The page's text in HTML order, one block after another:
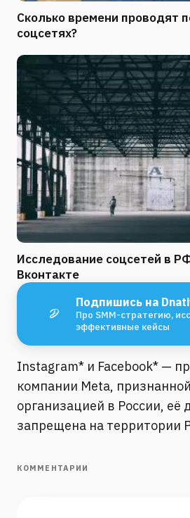
Сколько времени проводят
соцсетях?
Исследование соцсетей в
Вконтакте
Подпишись на
Про SMM-стратегию,
эффективные кейсы
Instagram* и Facebook* —
компании Meta,
организацией в России, её
запрещена на территории
КОММЕНТАРИИ